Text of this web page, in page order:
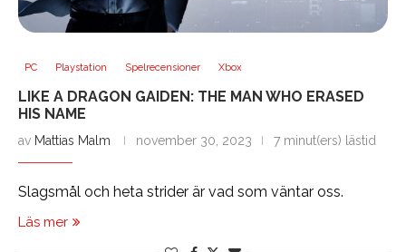
PC Playstation Spelrecensioner Xbox
LIKE A DRAGON GAIDEN: THE MAN WHO ERASED
HIS NAME
av Mattias Malm november 30, 2023 7 minut(ers) lästid
Slagsmål och heta strider är vad som väntar oss.
Läs mer